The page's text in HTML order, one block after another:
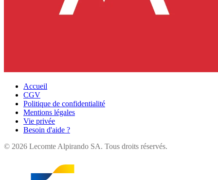
Accueil
CGV
Politique de confidentialité
Mentions légales
Vie privée
Besoin d'aide ?
© 2026 Lecomte Alpirando SA. Tous droits réservés.